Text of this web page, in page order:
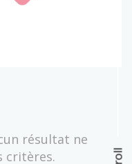
résultat ne
critères.